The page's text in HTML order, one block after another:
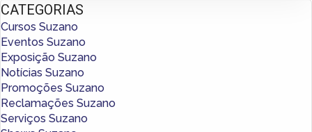
CATEGORIAS
Cursos Suzano
Eventos Suzano
Exposição Suzano
Notícias Suzano
Promoções Suzano
Reclamações Suzano
Serviços Suzano